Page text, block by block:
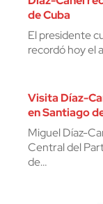
de Cuba
El presidente
recordó hoy el
Visita Díaz-
en Santiago
Miguel Díaz-
Central del
de…